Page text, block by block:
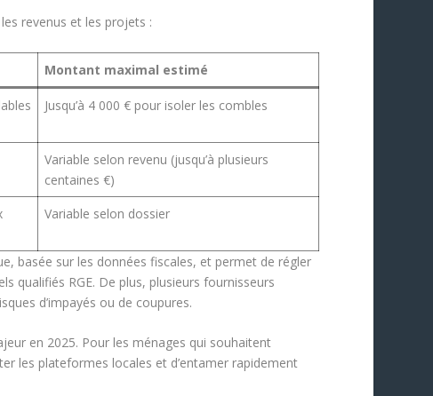
revenus et les projets :
Montant maximal estimé
Jusqu’à 4 000 € pour isoler les combles
Variable selon revenu (jusqu’à plusieurs
centaines €)
Variable selon dossier
basée sur les données fiscales, et permet de régler
qualifiés RGE. De plus, plusieurs fournisseurs
d’impayés ou de coupures.
en 2025. Pour les ménages qui souhaitent
les plateformes locales et d’entamer rapidement